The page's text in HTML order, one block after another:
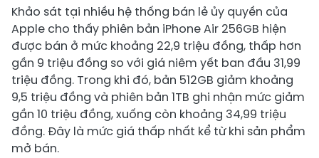
Khảo sát tại nhiều hệ thống bán lẻ ủy quyền của
Apple cho thấy phiên bản iPhone Air 256GB hiện
được bán ở mức khoảng 22,9 triệu đồng, thấp hơn
gần 9 triệu đồng so với giá niêm yết ban đầu 31,99
triệu đồng. Trong khi đó, bản 512GB giảm khoảng
9,5 triệu đồng và phiên bản 1TB ghi nhận mức giảm
gần 10 triệu đồng, xuống còn khoảng 34,99 triệu
đồng. Đây là mức giá thấp nhất kể từ khi sản phẩm
mở bán.